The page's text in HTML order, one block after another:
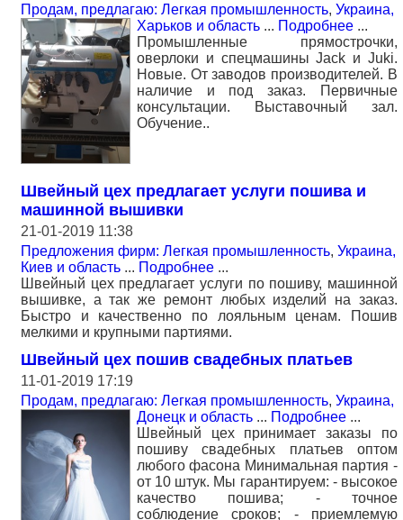
Продам, предлагаю: Легкая промышленность, Украина,
Харьков и область ... Подробнее ...
Промышленные прямострочки,
оверлоки и спецмашины Jack и Juki.
Новые. От заводов производителей. В
наличие и под заказ. Первичные
консультации. Выставочный зал.
Обучение..
Швейный цех предлагает услуги пошива и
машинной вышивки
21-01-2019 11:38
Предложения фирм: Легкая промышленность, Украина,
Киев и область ... Подробнее ...
Швейный цех предлагает услуги по пошиву, машинной
вышивке, а так же ремонт любых изделий на заказ.
Быстро и качественно по лояльным ценам. Пошив
мелкими и крупными партиями.
Швейный цех пошив свадебных платьев
11-01-2019 17:19
Продам, предлагаю: Легкая промышленность, Украина,
Донецк и область ... Подробнее ...
Швейный цех принимает заказы по
пошиву свадебных платьев оптом
любого фасона Минимальная партия -
от 10 штук. Мы гарантируем: - высокое
качество пошива; - точное
соблюдение сроков; - приемлемую